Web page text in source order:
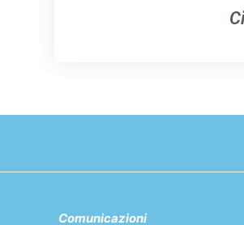
Comunicazioni